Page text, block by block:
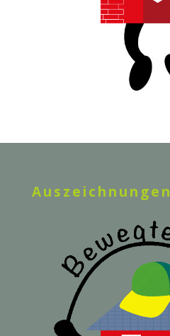
Auszeichnungen